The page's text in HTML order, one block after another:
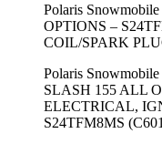
Polaris
OPTIONS –
COIL/SPARK
Polaris
SLASH 155 ALL
ELECTRICAL,
S24TFM8MS